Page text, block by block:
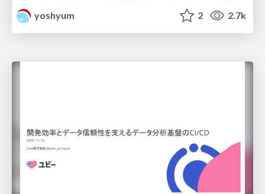
yoshyum
2 2.7k